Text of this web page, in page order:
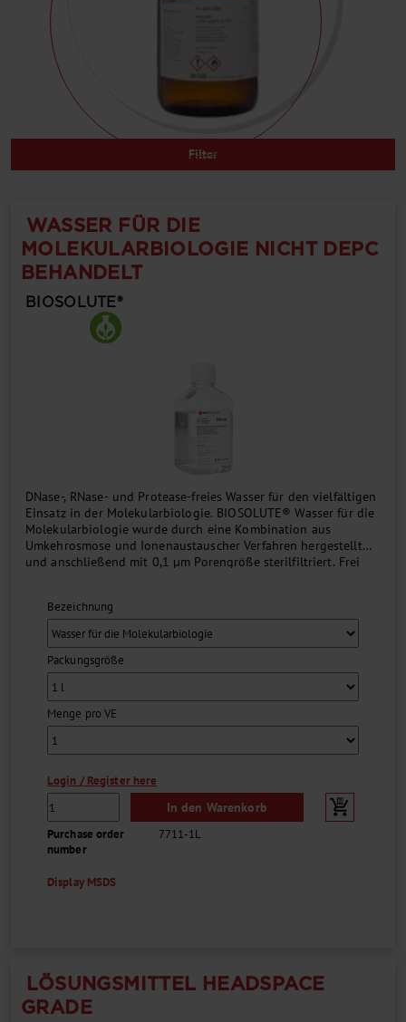
Filter
WASSER FÜR DIE
MOLEKULARBIOLOGIE NICHT DEPC
BEHANDELT
BIOSOLUTE®
DNase-, RNase- und Protease-freies Wasser für den vielfältigen
Einsatz in der Molekularbiologie. BIOSOLUTE® Wasser für die
Molekularbiologie wurde durch eine Kombination aus
Umkehrosmose und Ionenaustauscher Verfahren hergestellt
und anschließend mit 0,1 µm Porengröße sterilfiltriert. Frei
Bezeichnung
Packungsgröße
Menge pro VE
Login / Register here
In den Warenkorb
Purchase order
number
7711-1L
Display MSDS
LÖSUNGSMITTEL HEADSPACE
GRADE